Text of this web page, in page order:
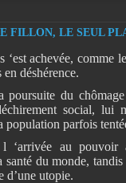
FILLON, LE SEUL
‘est achevée, comme
déshérence.
poursuite du
social, lui
population parfois
l ‘arrivée au pouvoir
santé du monde,
d’une utopie.